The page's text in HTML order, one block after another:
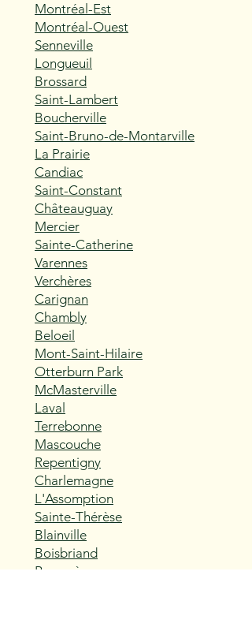
Montréal-Est
Montréal-Ouest
Senneville
Longueuil
Brossard
Saint-Lambert
Boucherville
Saint-Bruno-de-Montarville
La Prairie
Candiac
Saint-Constant
Châteauguay
Mercier
Sainte-Catherine
Varennes
Verchères
Carignan
Chambly
Beloeil
Mont-Saint-Hilaire
Otterburn Park
McMasterville
Laval
Terrebonne
Mascouche
Repentigny
Charlemagne
L'Assomption
Sainte-Thérèse
Blainville
Boisbriand
Rosemère